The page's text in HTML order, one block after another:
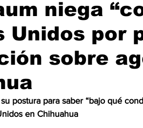
CIENCIA Y TECNOLOGÍA
POLÍTICA
niega
Unidos por
sobre
postura para saber “bajo qué
en Chihuahua